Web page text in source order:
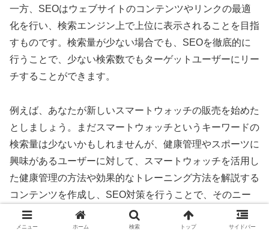
一方、SEOはウェブサイトのコンテンツやリンクの最適
化を行い、検索エンジン上で上位に表示されることを目指
すものです。検索量が少ない場合でも、SEOを徹底的に
行うことで、少ない検索数でもターゲットユーザーにリー
チすることができます。
例えば、あなたが新しいスマートウォッチの販売を始めた
としましょう。まだスマートウォッチというキーワードの
検索量は少ないかもしれませんが、健康管理やスポーツに
興味があるユーザーに対して、スマートウォッチを活用し
た健康管理の方法や効果的なトレーニング方法を解説する
コンテンツを作成し、SEO対策を行うことで、そのニー
ズに応えることができます。
メニュー ホーム 検索 トップ サイドバー